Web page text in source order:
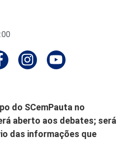
do SCemPauta no
aberto aos debates; será
das informações que